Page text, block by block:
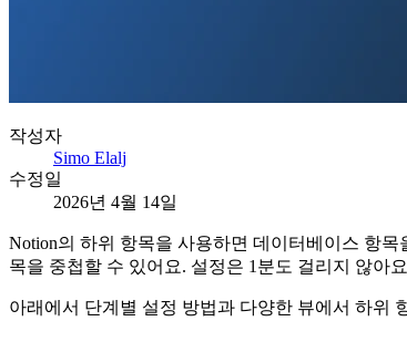
작성자
Simo Elalj
수정일
2026년 4월 14일
Notion의 하위 항목을 사용하면 데이터베이스 항
목을 중첩할 수 있어요. 설정은 1분도 걸리지 않아
아래에서 단계별 설정 방법과 다양한 뷰에서 하위